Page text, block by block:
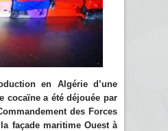
en Algérie d’une
cocaïne a été déjouée par
des Forces
façade maritime Ouest à